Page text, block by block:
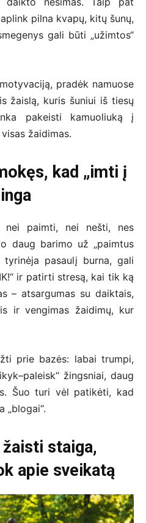
pilna kvapų, kitų šunų,
gali būti „užimtos“
pradėk namuose
žaislą, kuris šuniui iš tiesų
pakeisti kamuoliuką į
žaidimas.
kad „imti į
nei paimti, nei nešti, nes
daug barimo už „paimtus
tyrinėja pasaulį burna, gali
ir patirti stresą, kai tik ką
– atsargumas su daiktais,
ir vengimas žaidimų, kur
prie bazės: labai trumpi,
žingsniai, daug
Šuo turi vėl patikėti, kad
„blogai“.
staiga,
apie sveikatą